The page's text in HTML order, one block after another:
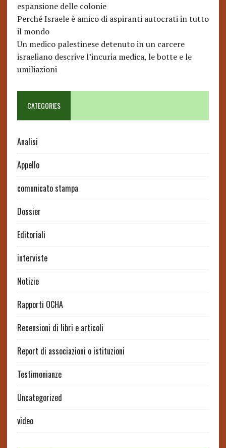
espansione delle colonie
Perché Israele è amico di aspiranti autocrati in tutto
il mondo
Un medico palestinese detenuto in un carcere
israeliano descrive l’incuria medica, le botte e le
umiliazioni
CATEGORIES
Analisi
Appello
comunicato stampa
Dossier
Editoriali
interviste
Notizie
Rapporti OCHA
Recensioni di libri e articoli
Report di associazioni o istituzioni
Testimonianze
Uncategorized
video